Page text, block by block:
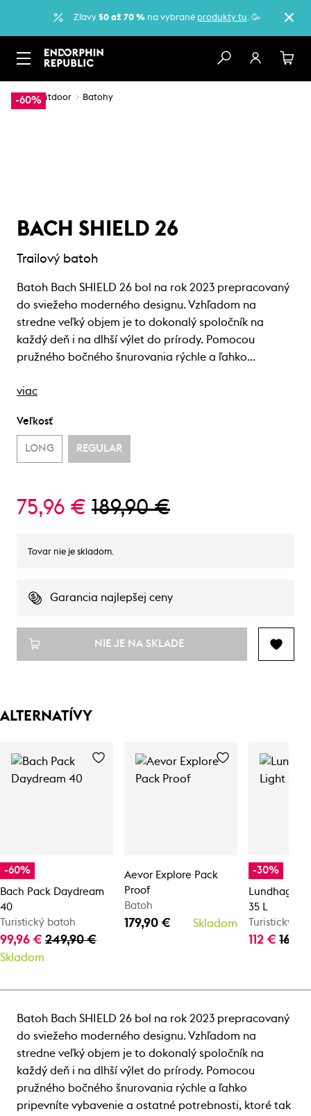
Zľavy 50 až 70 %na vybrané produkty tu. 🥳
-60%
… Outdoor Batohy
BACH SHIELD 26
Trailový batoh
Batoh Bach SHIELD 26 bol na rok 2023 prepracovaný
do sviežeho moderného designu. Vzhľadom na
stredne veľký objem je to dokonalý spoločník na
každý deň i na dlhší výlet do prírody. Pomocou
pružného bočného šnurovania rýchle a ľahko…
viac
Veľkosť
LONG REGULAR
75,96 € 189,90 €
Tovar nie je skladom.
Garancia najlepšej ceny
NIE JE NA SKLADE
ALTERNATÍVY
-60%
Bach Pack Daydream
40
Turistický batoh
99,96 € 249,90 €
Skladom
Aevor Explore Pack
Proof
Batoh
179,90 € Skladom
-30%
Lundhags
35 L
Turistický
112 €160 €
Batoh Bach SHIELD 26 bol na rok 2023 prepracovaný
do sviežeho moderného designu. Vzhľadom na
stredne veľký objem je to dokonalý spoločník na
každý deň i na dlhší výlet do prírody. Pomocou
pružného bočného šnurovania rýchle a ľahko
pripevníte vybavenie a ostatné potrebnosti, ktoré tak